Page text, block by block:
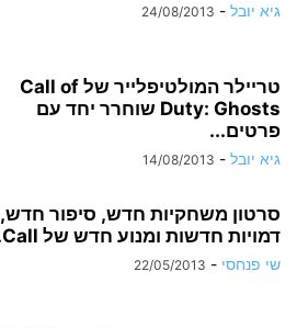
גיא יובל -
24/08/2013
טריילר המולטיפלייר של Call of
Duty: Ghosts שוחרר יחד עם
פרטים...
גיא יובל -
14/08/2013
סרטון משחקיות חדש, סיפור חדש,
דמויות חדשות ומנוע חדש של Call...
שי פנחסי -
22/05/2013